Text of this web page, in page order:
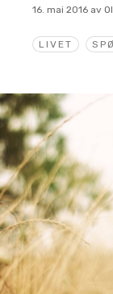
LIVET
16. mai 2016 av